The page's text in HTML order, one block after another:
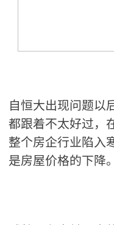
自恒大出现问题以
都跟着不太好过，
整个房企行业陷入
是房屋价格的下降。